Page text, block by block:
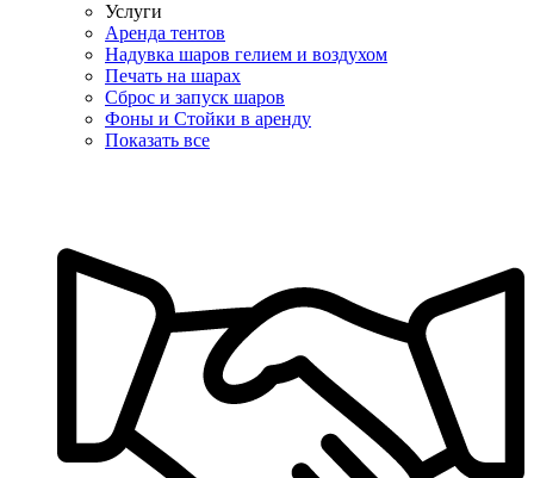
Услуги
Аренда тентов
Надувка шаров гелием и воздухом
Печать на шарах
Сброс и запуск шаров
Фоны и Стойки в аренду
Показать все